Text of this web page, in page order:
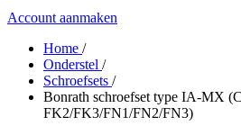
Account aanmaken
Home /
Onderstel /
Schroefsets /
Bonrath schroefset type IA-MX
FK2/FK3/FN1/FN2/FN3)